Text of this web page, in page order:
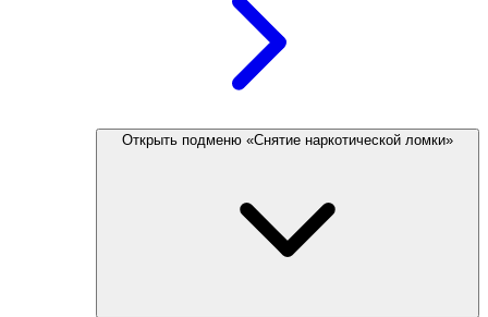
Открыть подменю «Снятие наркотической ломки»